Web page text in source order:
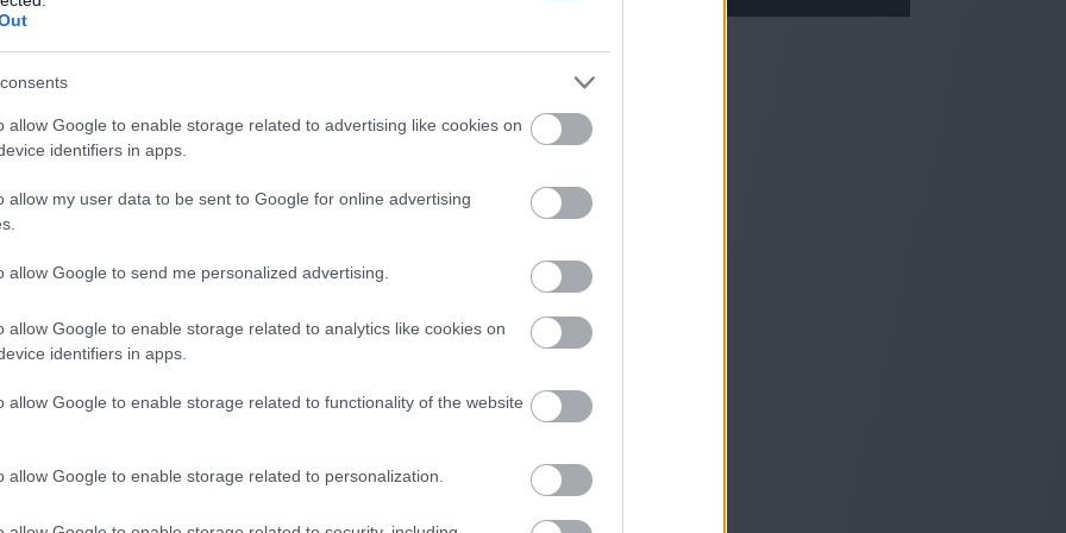
allow Google to enable storage related to advertising like cookies on
identifiers in apps.
allow my user data to be sent to Google for online advertising
allow Google to send me personalized advertising.
allow Google to enable storage related to analytics like cookies on
identifiers in apps.
allow Google to enable storage related to functionality of the website
allow Google to enable storage related to personalization.
csöpögtek a könnyeim Polpo sanyarú sorsa
hátha mesél még róla később. Egy
legenda szavaira mindig vevő leszek. Na jó,
mentesen.
mindig csapat nélkül...?